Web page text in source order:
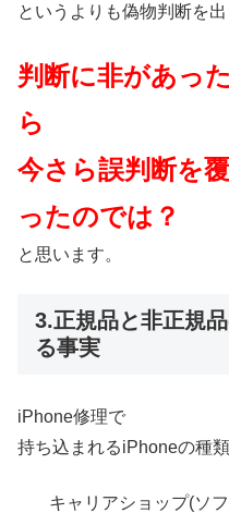
というよりも偽物判断を出
判断に非があっ
ら
今さら誤判断を
ったのでは？
と思います。
3.正規品と非正規
る事実
iPhone修理で
持ち込まれるiPhoneの種
キャリアショップ(ソ